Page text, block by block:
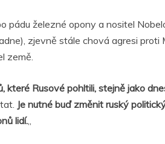
pádu železné opony a nositel
zjevně stále chová agresi proti
země.
které Rusové pohltili, stejně jako
Je nutné buď změnit ruský
lidí.„